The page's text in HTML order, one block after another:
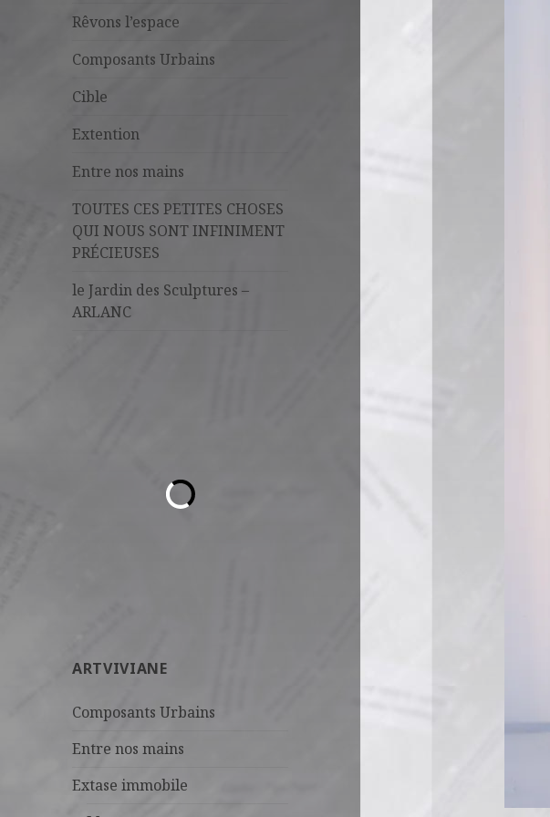
Rêvons l’espace
Composants Urbains
Cible
Extention
Entre nos mains
TOUTES CES PETITES CHOSES
QUI NOUS SONT INFINIMENT
PRÉCIEUSES
le Jardin des Sculptures –
ARLANC
ARTVIVIANE
Composants Urbains
Entre nos mains
Extase immobile